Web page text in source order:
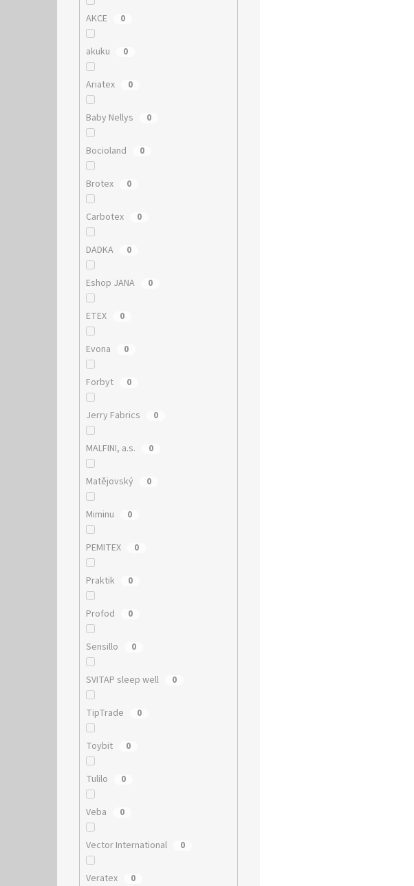
AKCE 0
akuku 0
Ariatex 0
Baby Nellys 0
Bocioland 0
Brotex 0
Carbotex 0
DADKA 0
Eshop JANA 0
ETEX 0
Evona 0
Forbyt 0
Jerry Fabrics 0
MALFINI, a.s. 0
Matějovský 0
Miminu 0
PEMITEX 0
Praktik 0
Profod 0
Sensillo 0
SVITAP sleep well 0
TipTrade 0
Toybit 0
Tulilo 0
Veba 0
Vector International 0
Veratex 0